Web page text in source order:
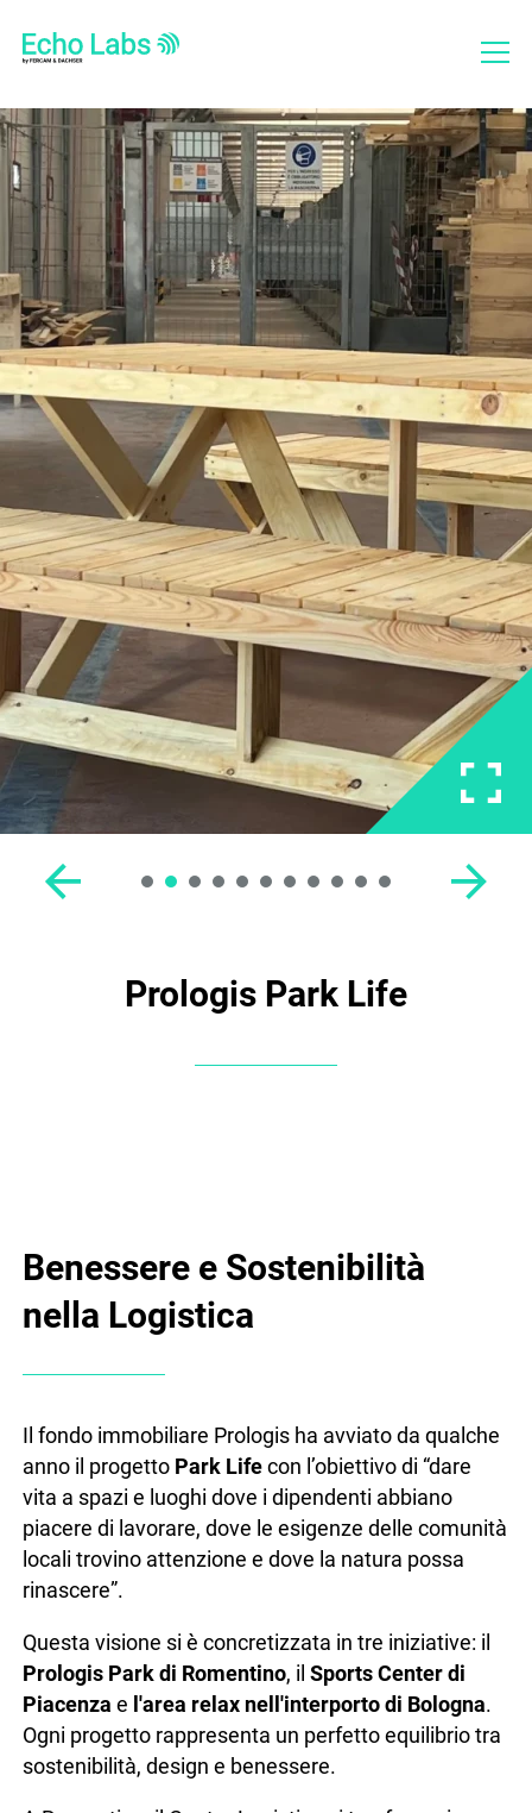
Chi siamo
Cosa facciamo
Progetti
Bilanci
Prologis Park Life
Benessere e Sostenibilità
nella Logistica
Il fondo immobiliare Prologis ha avviato da qualche
anno il progetto Park Lifecon l’obiettivo di “dare
vita a spazi e luoghi dove i dipendenti abbiano
piacere di lavorare, dove le esigenze delle comunità
locali trovino attenzione e dove la natura possa
rinascere”.
Questa visione si è concretizzata in tre iniziative: il
Prologis Park di Romentino, il Sports Center di
Piacenza e l'area relax nell'interporto di Bologna.
Ogni progetto rappresenta un perfetto equilibrio tra
sostenibilità, design e benessere.